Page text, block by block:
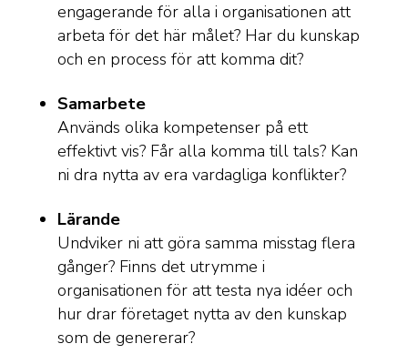
engagerande för alla i organisationen att
arbeta för det här målet? Har du kunskap
och en process för att komma dit?
Samarbete
Används olika kompetenser på ett
effektivt vis? Får alla komma till tals? Kan
ni dra nytta av era vardagliga konflikter?
Lärande
Undviker ni att göra samma misstag flera
gånger? Finns det utrymme i
organisationen för att testa nya idéer och
hur drar företaget nytta av den kunskap
som de genererar?